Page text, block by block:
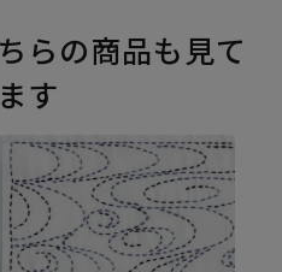
らの商品も見て
す